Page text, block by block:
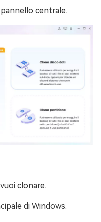
pannello centrale.
clonare.
di Windows.